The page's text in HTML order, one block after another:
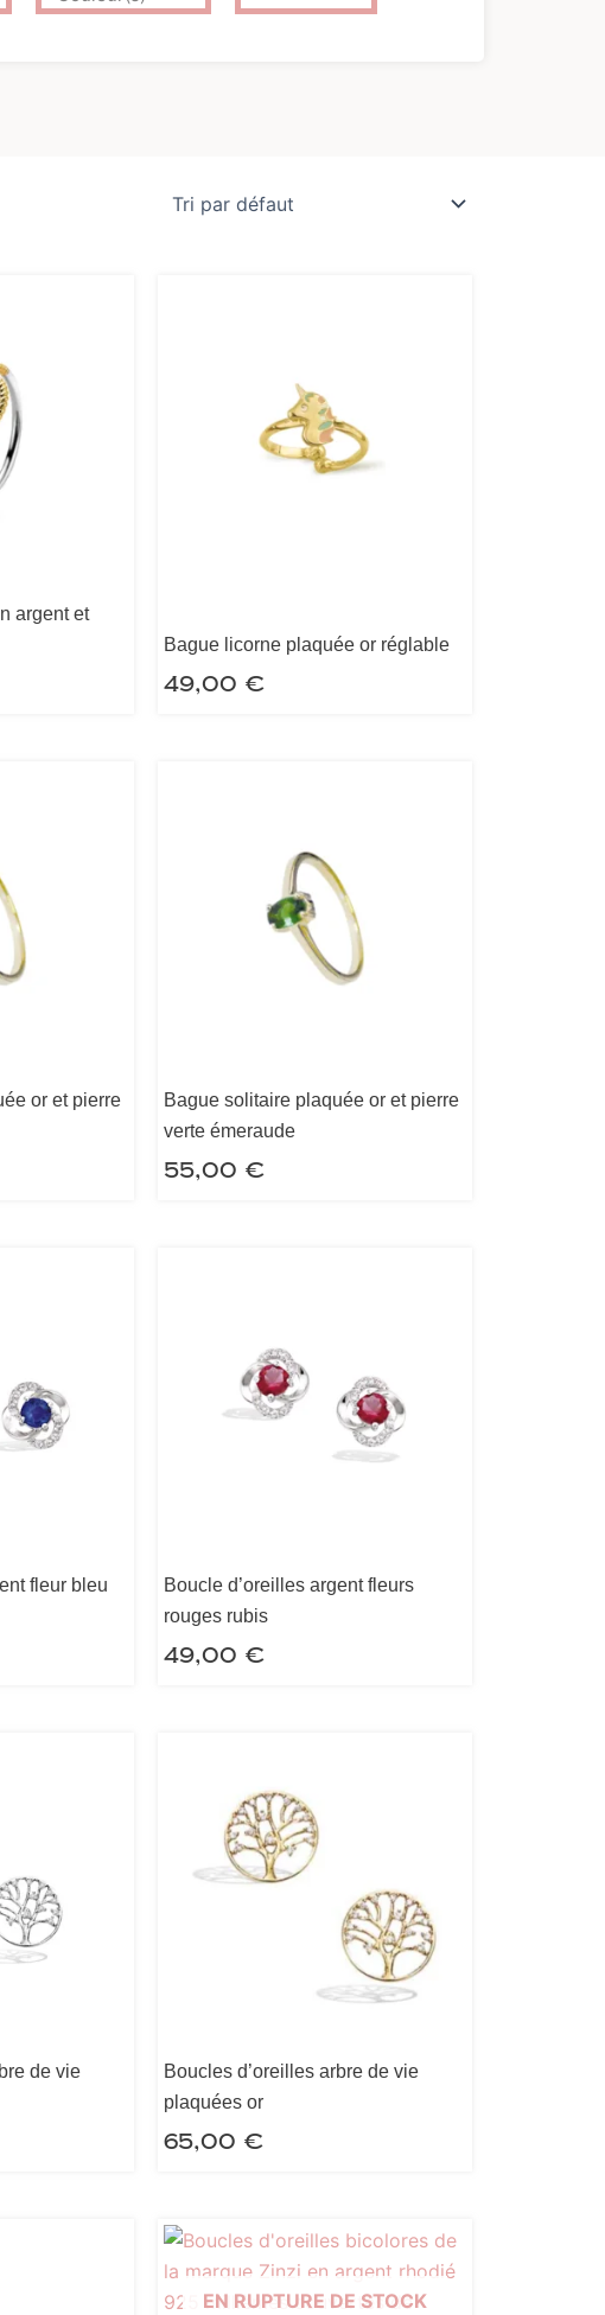
argent et
Bague licorne plaquée or réglable
49,00 €
or et pierre
Bague solitaire plaquée or et pierre
verte émeraude
55,00 €
fleur bleu
Boucle d’oreilles argent fleurs
rouges rubis
49,00 €
de vie
Boucles d’oreilles arbre de vie
plaquées or
65,00 €
EN RUPTURE DE STOCK